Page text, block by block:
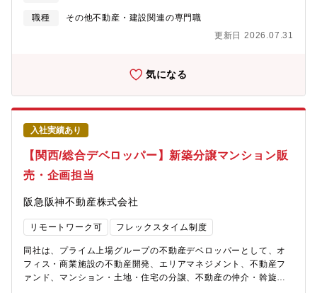
に関することから、人材サービス、ホテル、旅行、保険、エンタ
ーテインメント、文化事業、健康増進、介護サービス、電力サー
る社会を築いていきたい」という熱い想い。これからも同グルー
ーネットやDM、チラシ等からの反響営業が中心です。デベロッパ
にお応えすることが可能です。（新築、中古、リフォーム、賃
多数いただきます。当社売主の買取再販物件の仕入・再販・商品
企画に関与でき、また収益物件の仲介にもチャレンジできます。
【契約期間備考】入社後1年間は有期雇用契約（契約社員）です。
入社6ヶ月～1年を目安に、ご本人と当社の合意に基づき、正社員
として登用することを前提とした採用です。正社員登用後は「仲
介専任職」としてご活躍いただきます。原則、ソリューション推
進部以外への部署異動はありません。【働き方】・年間休日124日
※ライフワークバランスを保ちながら就業することが可能です。
同業他社と比較しても非常に高いレベルの就業環境が整ってお
務制度：有・フレックスタイム制：有(コアタイムなし) ※ご自身
の裁量にて業務時間をコントロールできます。・平均残業時間：
20時間/月 ※勤怠は、PCログをとり、管理を徹底していま
足度調査等があります。そのなかで、自身の異動希望を記載する
ことも可能です。【同社の戦略・ビジョン】・阪急阪神ホールデ
ィングスグループは、100年以上の長きにわたる歴史の中で、人々
職種
その他不動産・建設関連の専門職
更新日 2026.07.31
気になる
入社実績あり
【関西/総合デベロッパー】新築分譲マンション販
売・企画担当
阪急阪神不動産株式会社
リモートワーク可 フレックスタイム制度
同社は、プライム上場グループの不動産デベロッパーとして、オ
フィス・商業施設の不動産開発、エリアマネジメント、不動産フ
ァンド、マンション・土地・住宅の分譲、不動産の仲介・斡旋、